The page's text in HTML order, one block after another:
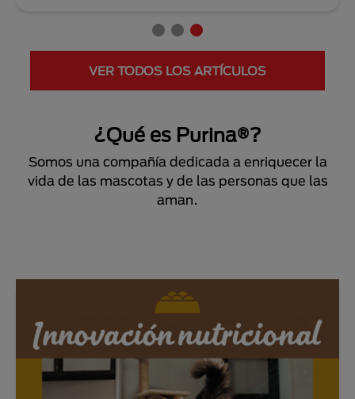
VER TODOS LOS ARTÍCULOS
¿Qué es Purina®?
Somos una compañía dedicada a enriquecer la
vida de las mascotas y de las personas que las
aman.